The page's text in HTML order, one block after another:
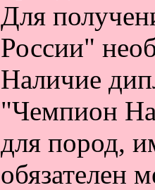
Для
России"
Наличие
"Чемпион
для пород,
обязателен